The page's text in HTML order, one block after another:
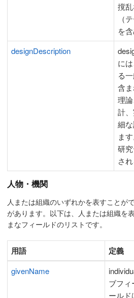
撹
（
を
designDescription
に
る
含
理
計
細
ま
研
さ
人物・機関
人または組織のいずれかを表すことが
があります。以下は、人または組織を
まなフィールドのリストです。
用語 定義
givenName
ブフィ
ールド